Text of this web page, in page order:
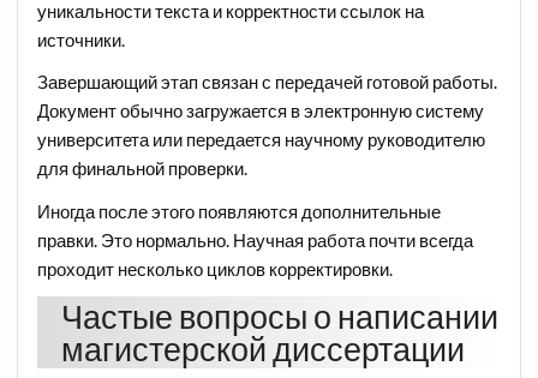
уникальности текста и корректности ссылок на
источники.
Завершающий этап связан с передачей готовой работы.
Документ обычно загружается в электронную систему
университета или передается научному руководителю
для финальной проверки.
Иногда после этого появляются дополнительные
правки. Это нормально. Научная работа почти всегда
проходит несколько циклов корректировки.
Частые вопросы о написании
магистерской диссертации